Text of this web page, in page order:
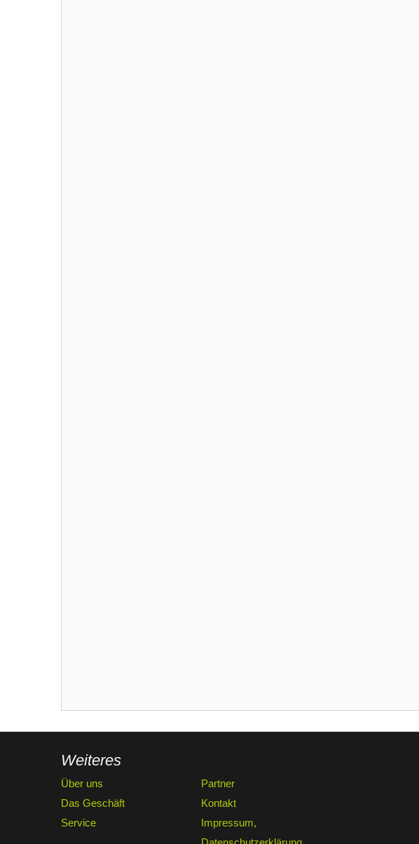
Weiteres
Über uns
Das Geschäft
Service
Partner
Kontakt
Impressum,